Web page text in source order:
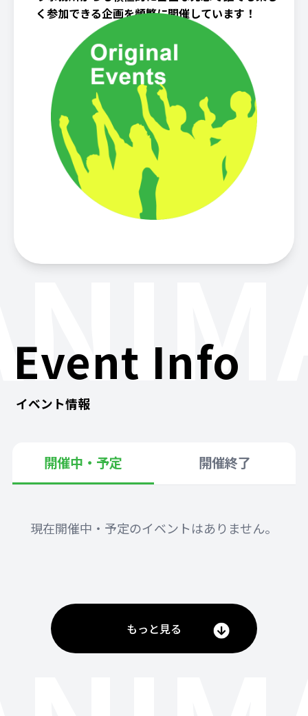
く参加できる企画を頻繁に開催しています！
Event Info
イベント情報
開催中・予定 開催終了
現在開催中・予定のイベントはありません。
もっと見る